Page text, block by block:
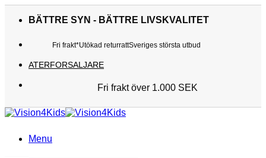
BÄTTRE SYN - BÄTTRE LIVSKVALITET
Fri frakt*Utökad returrattSveriges största utbud
ATERFORSALJARE
Fri frakt över 1.000 SEK
Kunderna älskar oss
Utökad returratt
Sveriges största utbud
Menu